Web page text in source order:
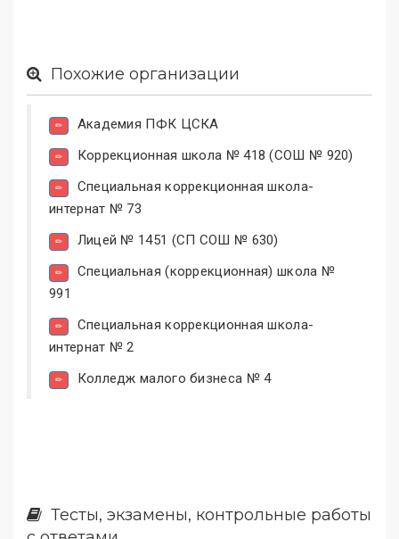
Похожие организации
Академия ПФК ЦСКА
Коррекционная школа № 418 (СОШ № 920)
Специальная коррекционная школа-
интернат № 73
Лицей № 1451 (СП СОШ № 630)
Специальная (коррекционная) школа №
991
Специальная коррекционная школа-
интернат № 2
Колледж малого бизнеса № 4
Тесты, экзамены, контрольные работы